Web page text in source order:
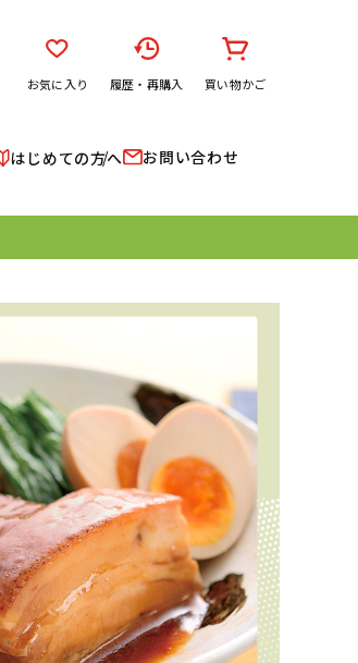
お気に入り 履歴・再購入 買い物かご
はじめての方へ お問い合わせ